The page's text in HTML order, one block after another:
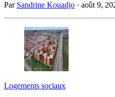
Par Sandrine Kouadjo · août 9,
Logements sociaux